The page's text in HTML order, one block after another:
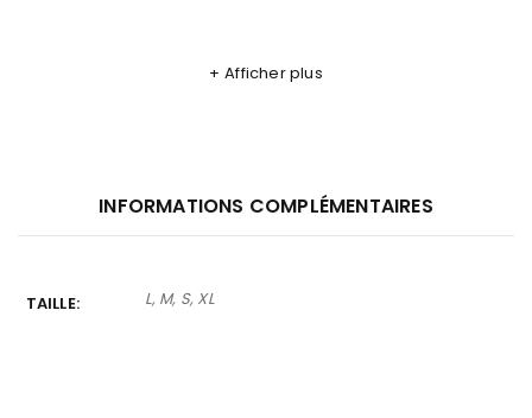
limitant les risques de blessures.
Afficher plus
INFORMATIONS COMPLÉMENTAIRES
TAILLE L, M, S, XL